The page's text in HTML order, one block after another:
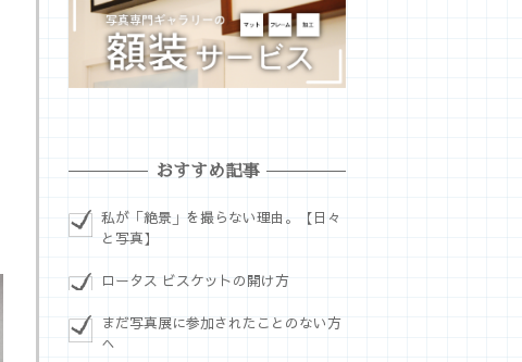
おすすめ記事
私が「絶景」を撮らない理由。【日々
と写真】
ロータス ビスケットの開け方
まだ写真展に参加されたことのない方
へ